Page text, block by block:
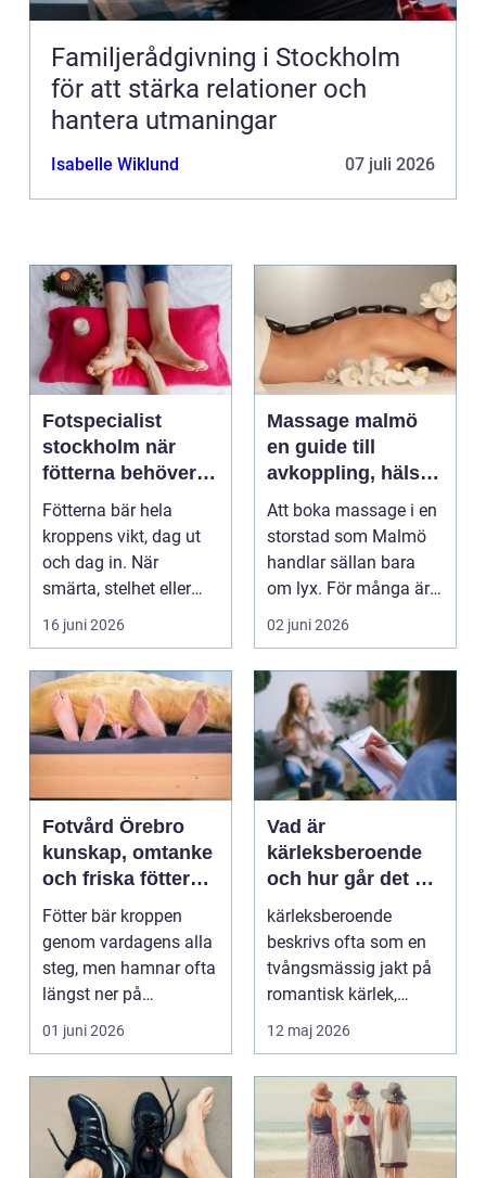
Familjerådgivning i Stockholm
för att stärka relationer och
hantera utmaningar
Isabelle Wiklund 07 juli 2026
Fotspecialist
stockholm när
fötterna behöver
mer än vila
Fötterna bär hela
kroppens vikt, dag ut
och dag in. När
smärta, stelhet eller
felställningar uppstår...
16 juni 2026
Massage malmö
en guide till
avkoppling, hälsa
och välmående
Att boka massage i en
storstad som Malmö
handlar sällan bara
om lyx. För många är
det ett sätt att h...
02 juni 2026
Fotvård Örebro
kunskap, omtanke
och friska fötter
året runt
Fötter bär kroppen
genom vardagens alla
steg, men hamnar ofta
längst ner på
prioriteringslistan.
Mån...
01 juni 2026
Vad är
kärleksberoende
och hur går det att
bryta mönstret?
kärleksberoende
beskrivs ofta som en
tvångsmässig jakt på
romantisk kärlek,
närhet eller
bekräftelse...
12 maj 2026